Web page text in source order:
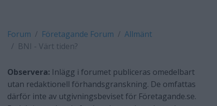
Forum Företagande Forum
Allmänt
BNI - Värt tiden?
Observera: Inlägg i forumet publiceras omedelbart
utan redaktionell förhandsgranskning. De omfattas
därför inte av utgivningsbeviset för Företagande.se.